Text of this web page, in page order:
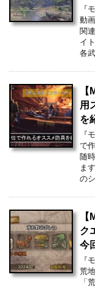
『
動
関
イ
各
用
を
『
で
随
ま
の
ク
今
『
荒
「